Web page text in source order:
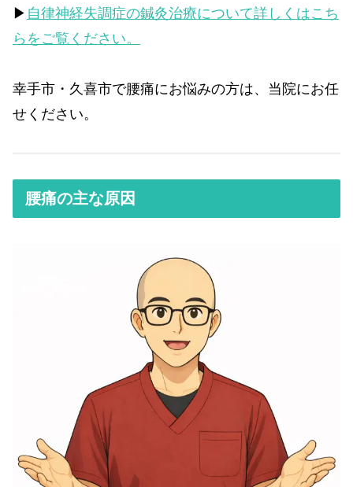
▶︎ 自律神経失調症の鍼灸治療について詳しくはこち
らをご覧ください。
幸手市・久喜市で腰痛にお悩みの方は、当院にお任
せください。
腰痛の主な原因